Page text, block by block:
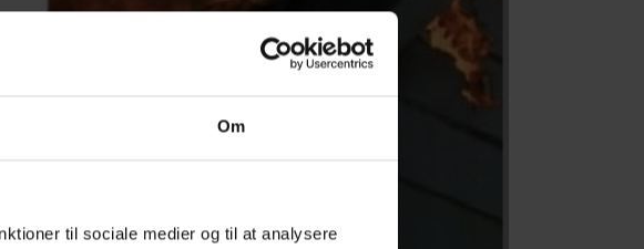
Om
til sociale medier og til at analysere